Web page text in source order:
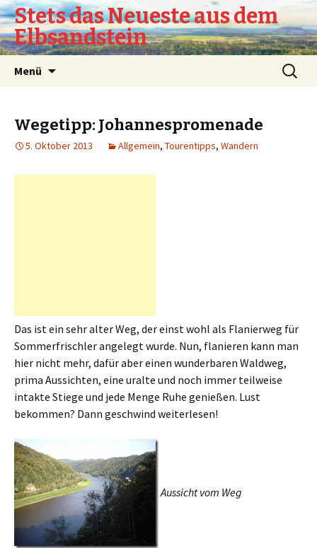
Stets das Neueste aus dem
Elbsandstein
Menü
Suchen
nach:
Wegetipp: Johannespromenade
5. Oktober 2013 Allgemein, Tourentipps, Wandern
Das ist ein sehr alter Weg, der einst wohl als Flanierweg für
Sommerfrischler angelegt wurde. Nun, flanieren kann man
hier nicht mehr, dafür aber einen wunderbaren Waldweg,
prima Aussichten, eine uralte und noch immer teilweise
intakte Stiege und jede Menge Ruhe genießen. Lust
bekommen? Dann geschwind weiterlesen!
Aussicht vom Weg